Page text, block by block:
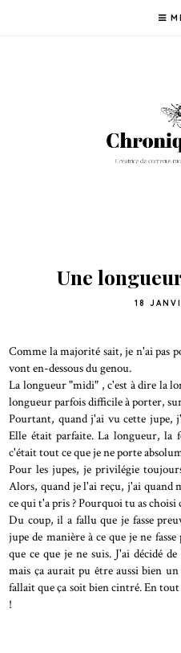
Une
18
Comme la majorité sait, je n'ai pas
vont en-dessous du genou.
La longueur "midi" , c'est à dire la
longueur parfois difficile à porter,
Pourtant, quand j'ai vu cette jupe,
Elle était parfaite. La longueur, la
c'était tout ce que je ne porte
Pour les jupes, je privilégie
Alors, quand je l'ai reçu, j'ai quand
ce qui t'a pris ? Pourquoi tu as choisi
Du coup, il a fallu que je fasse
jupe de manière à ce que je ne
que ce que je ne suis. J'ai décidé
mais ça aurait pu être aussi bien
fallait que ça soit bien cintré. En tout
!